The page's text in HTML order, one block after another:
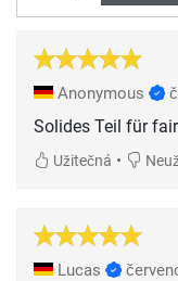
Anonymous
Solides Teil für
Užitečná •
Lucas